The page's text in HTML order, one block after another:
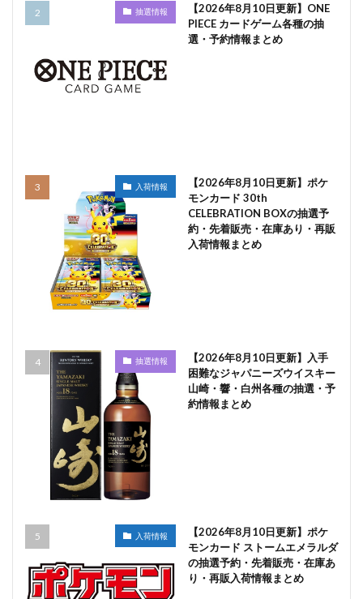
抽選情報
【2026年8月10日更新】ONE
PIECE カードゲーム各種の抽
選・予約情報まとめ
入荷情報
【2026年8月10日更新】ポケ
モンカード 30th
CELEBRATION BOXの抽選予
約・先着販売・在庫あり・再販
入荷情報まとめ
抽選情報
【2026年8月10日更新】入手
困難なジャパニーズウイスキー
山崎・響・白州各種の抽選・予
約情報まとめ
入荷情報
【2026年8月10日更新】ポケ
モンカード ストームエメラルダ
の抽選予約・先着販売・在庫あ
り・再販入荷情報まとめ